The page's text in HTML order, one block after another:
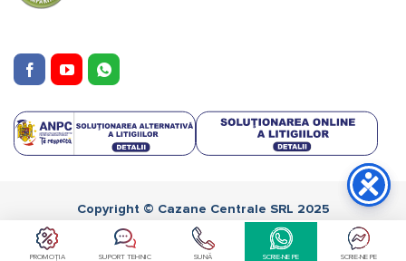
PROMOȚIA SUPORT TEHNIC SUNĂ SCRIE-NE PE SCRIE-NE PE
Copyright © Cazane Centrale SRL 2025
Retragere din contract